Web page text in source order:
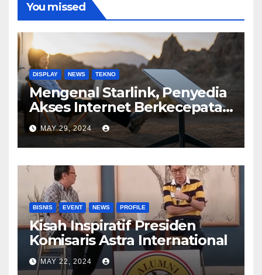
You missed
DISPLAY NEWS TEKNO
Mengenal Starlink, Penyedia
Akses Internet Berkecepatan
Tinggi
MAY 29, 2024
BISNIS EVENT NEWS PROFILE
Kisah Inspiratif Presiden
Komisaris Astra International
MAY 22, 2024